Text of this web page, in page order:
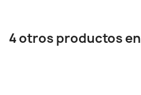
4 otros productos